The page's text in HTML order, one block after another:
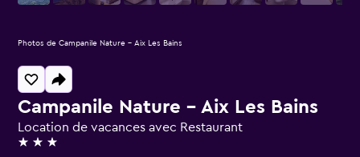
Campanile Nature - Aix Les Bains
Location de vacances avec Restaurant
3 étoiles
Photos de Campanile Nature - Aix Les Bains